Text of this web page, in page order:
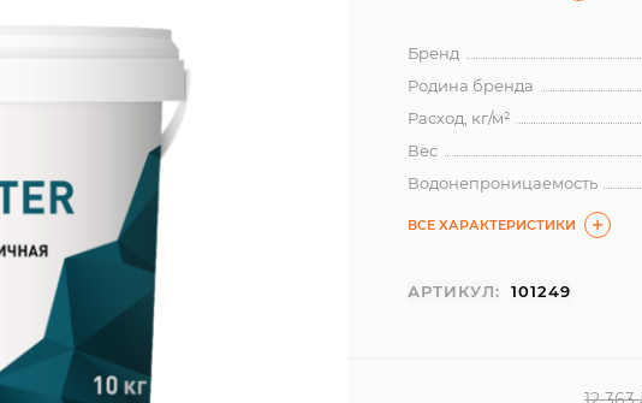
Бренд
Родина бренда
Расход, кг/м²
Вес
Водонепроницаемость
ВСЕ ХАРАКТЕРИСТИКИ
АРТИКУЛ: 101249